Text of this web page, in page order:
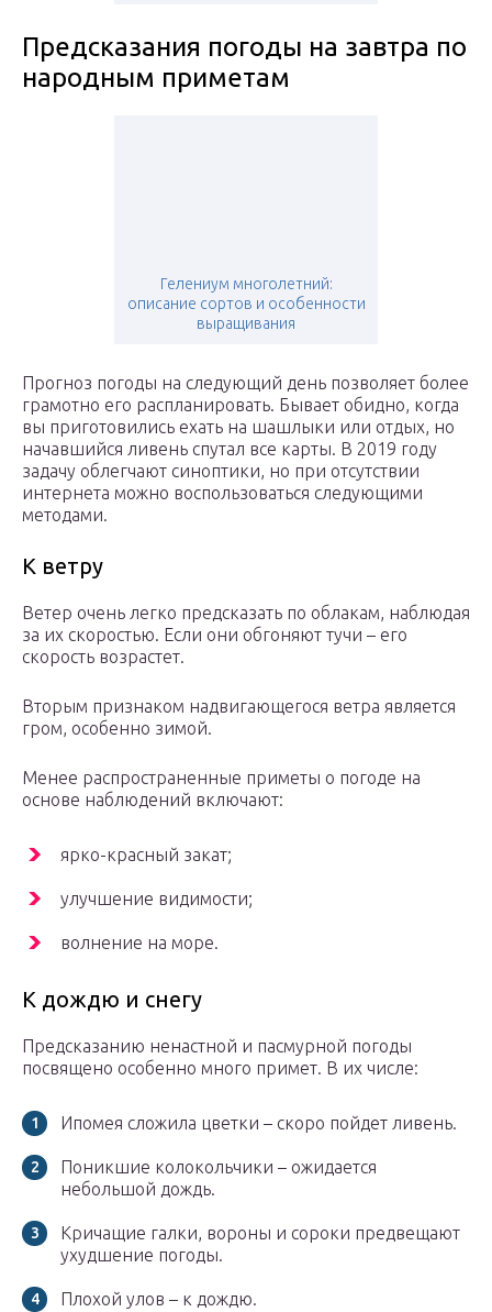
Предсказания погоды на завтра по
народным приметам
Гелениум многолетний:
описание сортов и особенности
выращивания
Прогноз погоды на следующий день позволяет более
грамотно его распланировать. Бывает обидно, когда
вы приготовились ехать на шашлыки или отдых, но
начавшийся ливень спутал все карты. В 2019 году
задачу облегчают синоптики, но при отсутствии
интернета можно воспользоваться следующими
методами.
К ветру
Ветер очень легко предсказать по облакам, наблюдая
за их скоростью. Если они обгоняют тучи – его
скорость возрастет.
Вторым признаком надвигающегося ветра является
гром, особенно зимой.
Менее распространенные приметы о погоде на
основе наблюдений включают:
ярко-красный закат;
улучшение видимости;
волнение на море.
К дождю и снегу
Предсказанию ненастной и пасмурной погоды
посвящено особенно много примет. В их числе:
Ипомея сложила цветки – скоро пойдет ливень.
Поникшие колокольчики – ожидается
небольшой дождь.
Кричащие галки, вороны и сороки предвещают
ухудшение погоды.
Плохой улов – к дождю.